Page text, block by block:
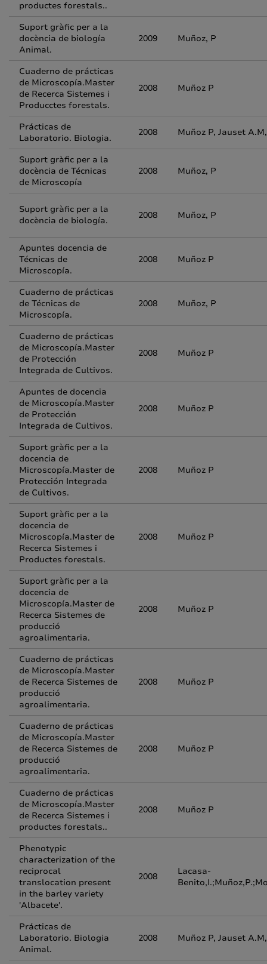
productes forestals..
Suport gràfic per a la
docència de biología
Animal.
2009 Muñoz, P
Cuaderno de prácticas
de Microscopía.Master
de Recerca Sistemes i
Producctes forestals.
2008 Muñoz P
Prácticas de
Laboratorio. Biologia.
2008 Muñoz P, Jauset
Suport gràfic per a la
docència de Técnicas
de Microscopía
2008 Muñoz, P
Suport gràfic per a la
docència de biología.
2008 Muñoz, P
Apuntes docencia de
Técnicas de
Microscopía.
2008 Muñoz P
Cuaderno de prácticas
de Técnicas de
Microscopía.
2008 Muñoz, P
Cuaderno de prácticas
de Microscopía.Master
de Protección
Integrada de Cultivos.
2008 Muñoz P
Apuntes de docencia
de Microscopía.Master
de Protección
Integrada de Cultivos.
2008 Muñoz P
Suport gràfic per a la
docencia de
Microscopía.Master de
Protección Integrada
de Cultivos.
2008 Muñoz P
Suport gràfic per a la
docencia de
Microscopía.Master de
Recerca Sistemes i
Productes forestals.
2008 Muñoz P
Suport gràfic per a la
docencia de
Microscopía.Master de
Recerca Sistemes de
producció
agroalimentaria.
2008 Muñoz P
Cuaderno de prácticas
de Microscopía.Master
de Recerca Sistemes de
producció
agroalimentaria.
2008 Muñoz P
Cuaderno de prácticas
de Microscopía.Master
de Recerca Sistemes de
producció
agroalimentaria.
2008 Muñoz P
Cuaderno de prácticas
de Microscopía.Master
de Recerca Sistemes i
productes forestals..
2008 Muñoz P
Phenotypic
characterization of the
reciprocal
translocation present
in the barley variety
'Albacete'.
2008
Lacasa-
Prácticas de
Laboratorio. Biologia
Animal.
2008 Muñoz P, Jauset